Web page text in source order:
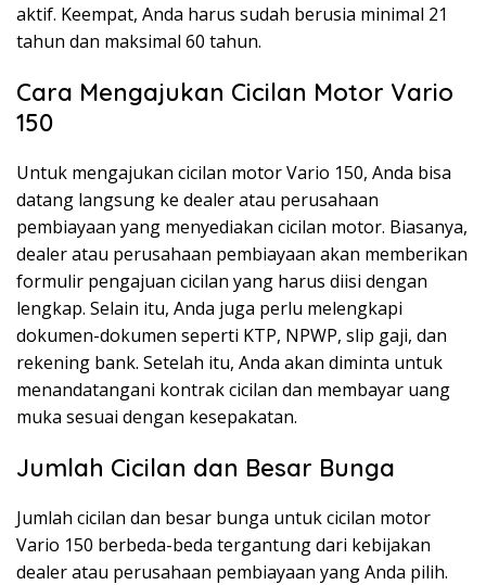
aktif. Keempat, Anda harus sudah berusia minimal 21
tahun dan maksimal 60 tahun.
Cara Mengajukan Cicilan Motor Vario
150
Untuk mengajukan cicilan motor Vario 150, Anda bisa
datang langsung ke dealer atau perusahaan
pembiayaan yang menyediakan cicilan motor. Biasanya,
dealer atau perusahaan pembiayaan akan memberikan
formulir pengajuan cicilan yang harus diisi dengan
lengkap. Selain itu, Anda juga perlu melengkapi
dokumen-dokumen seperti KTP, NPWP, slip gaji, dan
rekening bank. Setelah itu, Anda akan diminta untuk
menandatangani kontrak cicilan dan membayar uang
muka sesuai dengan kesepakatan.
Jumlah Cicilan dan Besar Bunga
Jumlah cicilan dan besar bunga untuk cicilan motor
Vario 150 berbeda-beda tergantung dari kebijakan
dealer atau perusahaan pembiayaan yang Anda pilih.